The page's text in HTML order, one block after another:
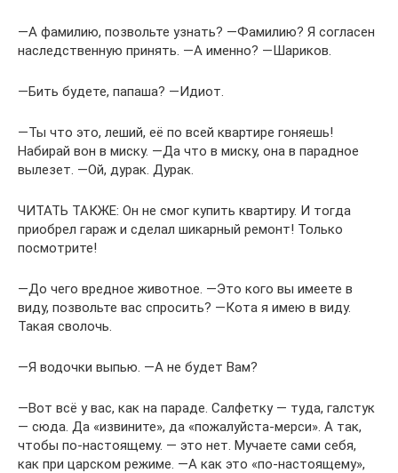
―А фамилию, позвольте узнать? ―Фамилию? Я согласен
наследственную принять. ―А именно? ―Шариков.
―Бить будете, папаша? ―Идиот.
―Ты что это, леший, её по всей квартире гоняешь!
Набирай вон в миску. ―Да что в миску, она в парадное
вылезет. ―Ой, дурак. Дурак.
ЧИТАТЬ ТАКЖЕ: Он не смог купить квартиру. И тогда
приобрел гараж и сделал шикарный ремонт! Только
посмотрите!
―До чего вредное животное. ―Это кого вы имеете в
виду, позвольте вас спросить? ―Кота я имею в виду.
Такая сволочь.
―Я водочки выпью. ―А не будет Вам?
―Вот всё у вас, как на параде. Салфетку — туда, галстук
— сюда. Да «извините», да «пожалуйста-мерси». А так,
чтобы по-настоящему. — это нет. Мучаете сами себя,
как при царском режиме. ―А как это «по-настоящему»,